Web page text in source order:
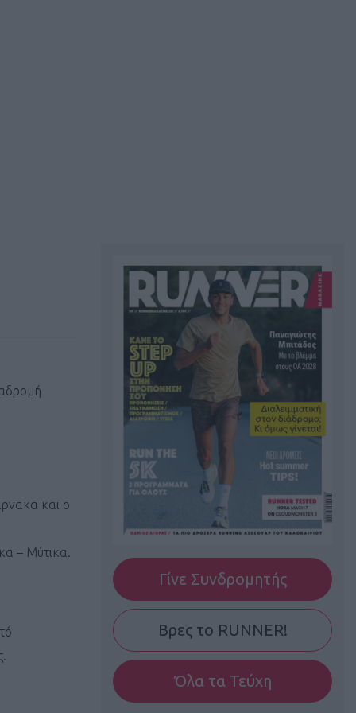
και ο
– Μύτικα.
Γίνε Συνδρομητής
Βρες το RUNNER!
Όλα τα Τεύχη